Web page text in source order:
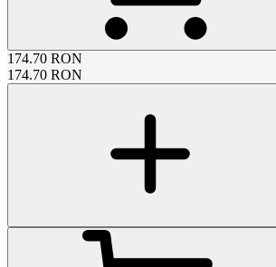
174.70 RON
174.70 RON